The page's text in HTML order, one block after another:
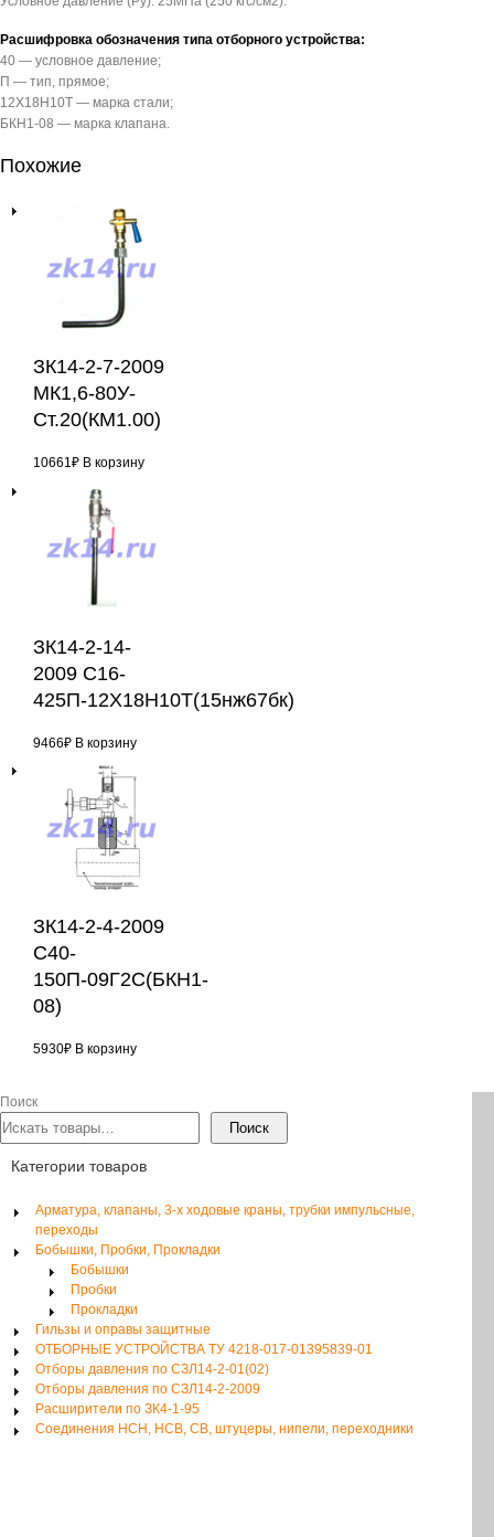
Расшифровка обозначения типа отборного устройства:
40 — условное давление;
П — тип, прямое;
12Х18Н10Т — марка стали;
БКН1-08 — марка клапана.
Похожие
ЗК14-2-7-2009
МК1,6-80У-
Ст.20(КМ1.00)
10661₽ В корзину
ЗК14-2-14-
2009 С16-
425П-12Х18Н10Т(15нж67бк)
9466₽ В корзину
ЗК14-2-4-2009
С40-
150П-09Г2С(БКН1-
08)
5930₽ В корзину
Поиск
Поиск
Категории товаров
Арматура, клапаны, 3-х ходовые краны, трубки импульсные,
переходы
Бобышки, Пробки, Прокладки
Бобышки
Пробки
Прокладки
Гильзы и оправы защитные
ОТБОРНЫЕ УСТРОЙСТВА ТУ 4218-017-01395839-01
Отборы давления по СЗЛ14-2-01(02)
Отборы давления по СЗЛ14-2-2009
Расширители по ЗК4-1-95
Соединения НСН, НСВ, СВ, штуцеры, нипели, переходники